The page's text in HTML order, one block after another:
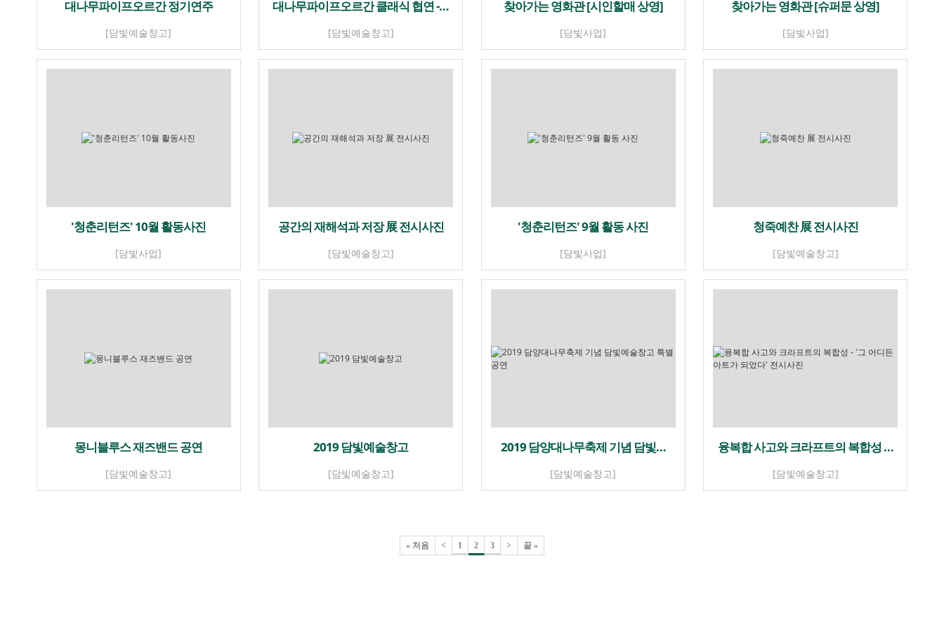
대나무파이프오르간 정기연주
[담빛예술창고]
대나무파이프오르간 클래식 협연 -…
[담빛예술창고]
찾아가는 영화관 [시인할매 상영]
[담빛사업]
찾아가는 영화관 [슈퍼문 상영]
[담빛사업]
'청춘리턴즈' 10월 활동사진
[담빛사업]
공간의 재해석과 저장 展 전시사진
[담빛예술창고]
'청춘리턴즈' 9월 활동 사진
[담빛사업]
청죽예찬 展 전시사진
[담빛예술창고]
몽니블루스 재즈밴드 공연
[담빛예술창고]
2019 담빛예술창고
[담빛예술창고]
2019 담양대나무축제 기념 담빛…
[담빛예술창고]
융복합 사고와 크라프트의 복합성 …
[담빛예술창고]
« 처음 < 1 2 3 > 끝 »